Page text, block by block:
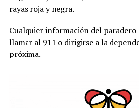
rayas roja y negra.
Cualquier información del paradero
llamar al 911 o dirigirse a la
próxima.